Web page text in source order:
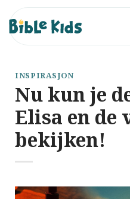
naar
inhoud
INSPIRASJON
Nu kun je
Elisa en de
bekijken!